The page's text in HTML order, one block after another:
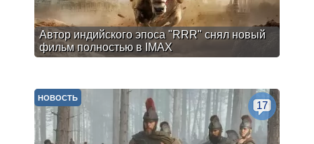
Автор индийского эпоса "RRR" снял новый
фильм полностью в IMAX
НОВОСТЬ
17